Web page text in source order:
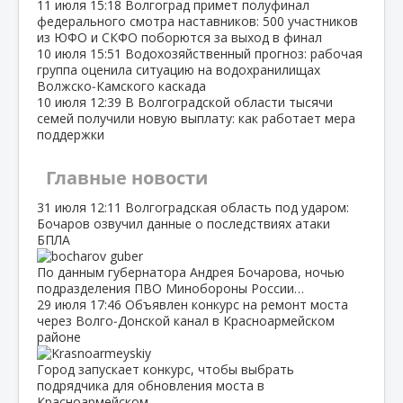
11 июля 15:18 Волгоград примет полуфинал
федерального смотра наставников: 500 участников
из ЮФО и СКФО поборются за выход в финал
10 июля 15:51 Водохозяйственный прогноз: рабочая
группа оценила ситуацию на водохранилищах
Волжско‑Камского каскада
10 июля 12:39 В Волгоградской области тысячи
семей получили новую выплату: как работает мера
поддержки
Главные новости
31 июля 12:11 Волгоградская область под ударом:
Бочаров озвучил данные о последствиях атаки
БПЛА
По данным губернатора Андрея Бочарова, ночью
подразделения ПВО Минобороны России…
29 июля 17:46 Объявлен конкурс на ремонт моста
через Волго‑Донской канал в Красноармейском
районе
Город запускает конкурс, чтобы выбрать
подрядчика для обновления моста в